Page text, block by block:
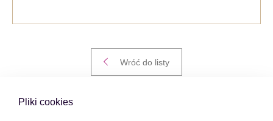
Wróć do listy
Pliki cookies